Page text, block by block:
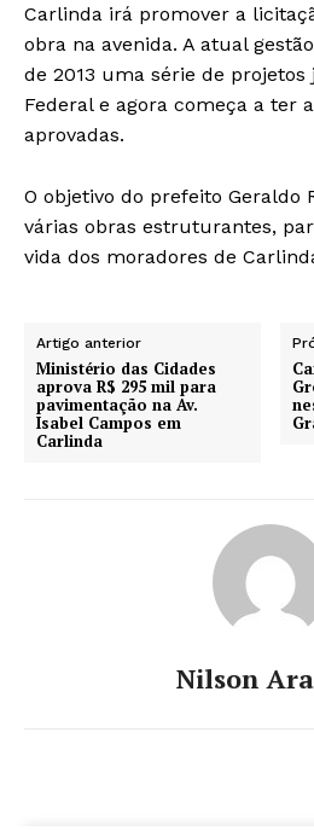
Carlinda irá promover a
obra na avenida. A atual
de 2013 uma série de projetos
Federal e agora começa a ter
aprovadas.
O objetivo do prefeito Geraldo
várias obras estruturantes,
vida dos moradores de
Artigo anterior
Ministério das Cidades
aprova R$ 295 mil para
pavimentação na Av.
Isabel Campos em
Carlinda
Nilson